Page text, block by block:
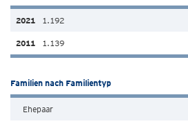
1.192
1.139
Familien nach Familientyp
Ehepaar